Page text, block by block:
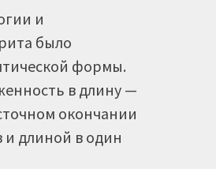
и
было
формы.
в длину —
окончании
и длиной в один